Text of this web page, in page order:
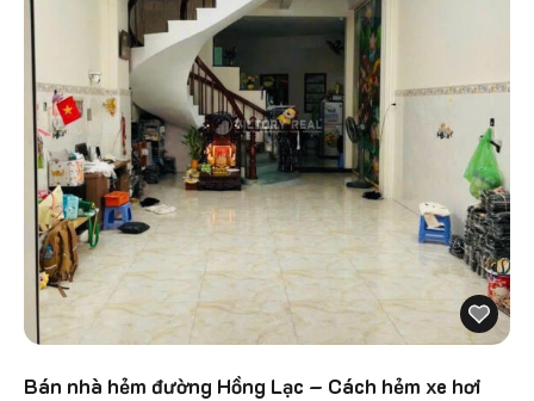
Bán nhà hẻm đường Hồng Lạc – Cách hẻm xe hơi